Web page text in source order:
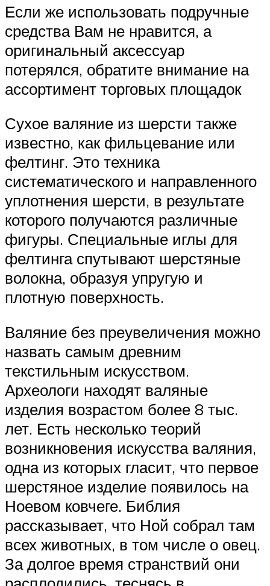
Если же использовать подручные
средства Вам не нравится, а
оригинальный аксессуар
потерялся, обратите внимание на
ассортимент торговых площадок
Сухое валяние из шерсти также
известно, как фильцевание или
фелтинг. Это техника
систематического и направленного
уплотнения шерсти, в результате
которого получаются различные
фигуры. Специальные иглы для
фелтинга спутывают шерстяные
волокна, образуя упругую и
плотную поверхность.
Валяние без преувеличения можно
назвать самым древним
текстильным искусством.
Археологи находят валяные
изделия возрастом более 8 тыс.
лет. Есть несколько теорий
возникновения искусства валяния,
одна из которых гласит, что первое
шерстяное изделие появилось на
Ноевом ковчеге. Библия
рассказывает, что Ной собрал там
всех животных, в том числе о овец.
За долгое время странствий они